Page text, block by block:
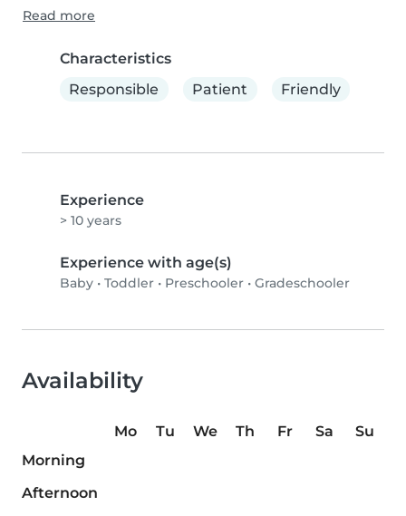
Read more
Characteristics
Responsible
Patient Friendly
Experience
> 10 years
Experience with age(s)
Baby • Toddler • Preschooler • Gradeschooler
Availability
Mo Tu We Th Fr Sa
Su
Morning
Afternoon